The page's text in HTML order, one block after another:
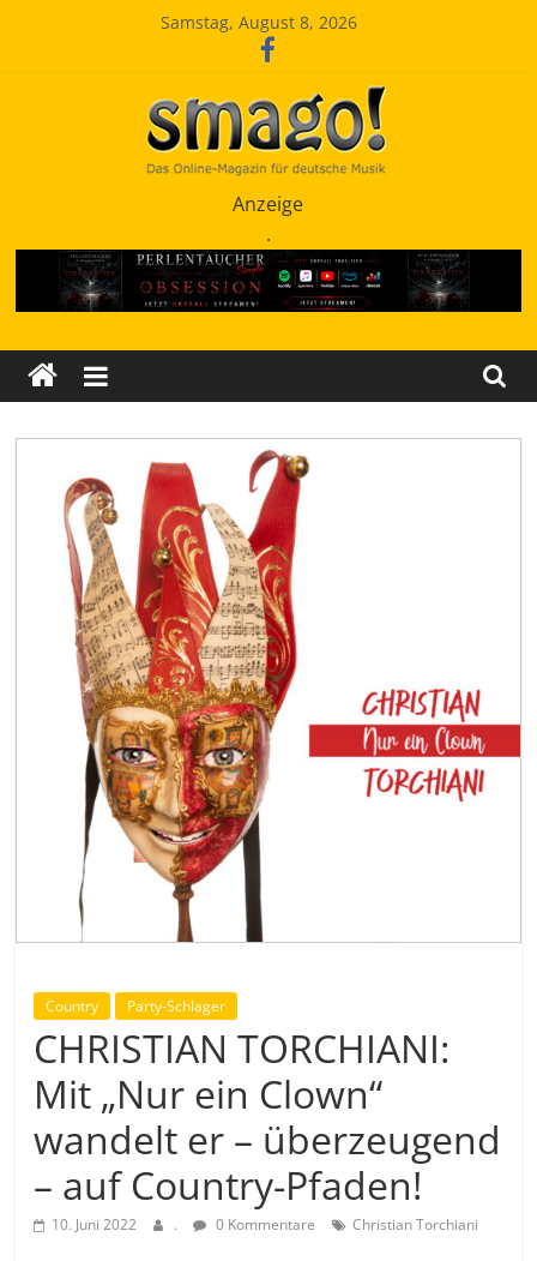
Samstag, August 8, 2026
SchlagerMAGazinOnline
Anzeige
.
Country Party-Schlager
CHRISTIAN TORCHIANI:
Mit „Nur ein Clown“
wandelt er – überzeugend
– auf Country-Pfaden!
10. Juni 2022 . 0 Kommentare Christian Torchiani